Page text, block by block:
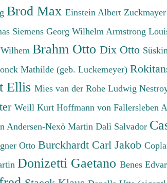
Brod Max Einstein Albert
Siemens Georg Wilhelm Armstrong
Brahm Otto Dix Otto
Mathilde (geb. Luckemeyer)
Ellis Mies van der Rohe Ludwig
Weill Kurt Hoffmann von Fallersleben
Andersen-Nexö Martin Dalì Salvador
Otto Burckhardt Carl Jakob
Donizetti Gaetano Benes